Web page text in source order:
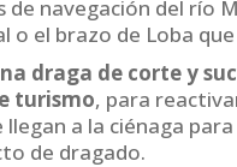
de navegación del río
o el brazo de Loba
draga de corte y
turismo, para
a la ciénaga
de dragado.